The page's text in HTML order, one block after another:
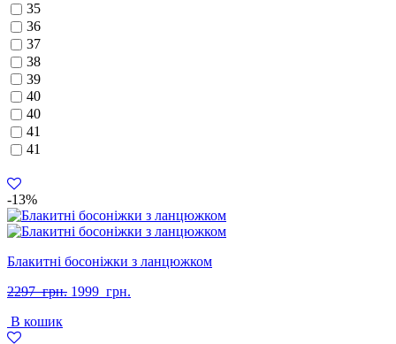
35
36
37
38
39
40
40
41
41
-13%
Блакитні босоніжки з ланцюжком
2297 грн. Оригінальна
1999 грн.
В кошик